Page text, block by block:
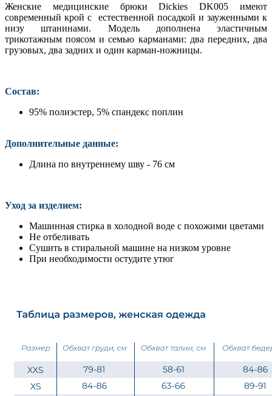
Женские медицинские брюки DickiesDK005 имеют
современный крой с естественной посадкой и зауженными к
низу штанинами. Модель дополнена эластичным
трикотажным поясом и семью карманами: два передних, два
грузовых, два задних и один карман-ножницы.
Состав:
95% полиэстер, 5% спандекс поплин
Дополнительные данные:
Длина по внутреннему шву - 76 см
Уход за изделием:
Машинная стирка в холодной воде с похожими цветами
Не отбеливать
Сушить в стиральной машине на низком уровне
При необходимости остудите утюг